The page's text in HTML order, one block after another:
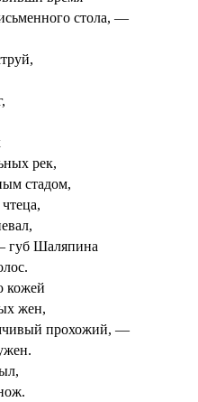
стола, —
рек,
стадом,
губ Шаляпина
кожей
жен,
прохожий, —